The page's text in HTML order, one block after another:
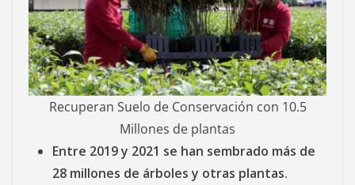
Recuperan Suelo de Conservación con 10.5
Millones de plantas
Entre 2019 y 2021 se han sembrado más de
28 millones de árboles y otras plantas.